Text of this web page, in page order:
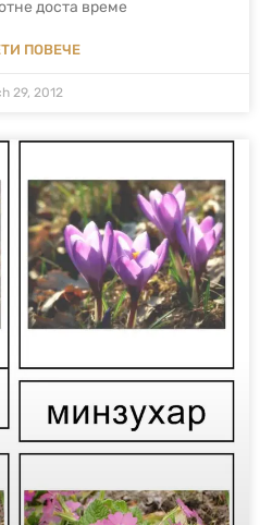
доста време
ПОВЕЧЕ
29, 2012